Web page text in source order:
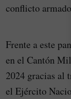
conflicto
Frente a este
en el Cantón
2024 gracias al
el Ejército